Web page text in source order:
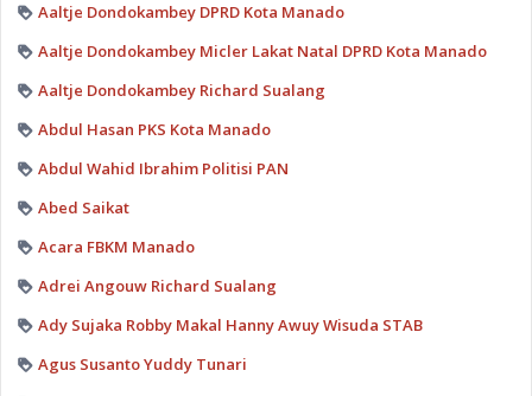
Aaltje Dondokambey DPRD Kota Manado
Aaltje Dondokambey Micler Lakat Natal DPRD Kota Manado
Aaltje Dondokambey Richard Sualang
Abdul Hasan PKS Kota Manado
Abdul Wahid Ibrahim Politisi PAN
Abed Saikat
Acara FBKM Manado
Adrei Angouw Richard Sualang
Ady Sujaka Robby Makal Hanny Awuy Wisuda STAB
Agus Susanto Yuddy Tunari